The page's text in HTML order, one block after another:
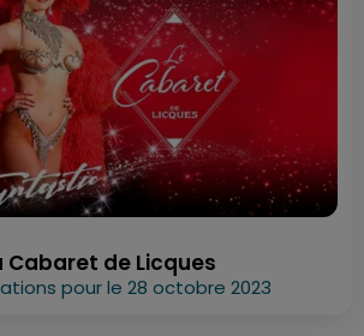
de Licques
pour le 28 octobre 2023